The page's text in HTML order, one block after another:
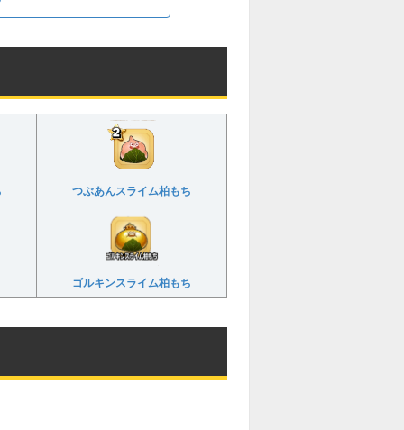
つぶあんスライム柏もち
ゴルキンスライム柏もち